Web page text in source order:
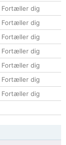
Fortæller dig
Fortæller dig
Fortæller dig
Fortæller dig
Fortæller dig
Fortæller dig
Fortæller dig